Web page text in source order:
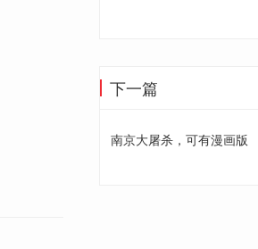
下一篇
南京大屠杀，可有漫画版